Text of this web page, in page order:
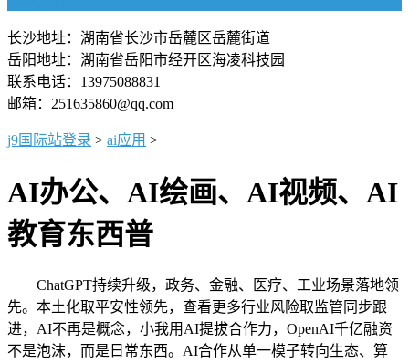
长沙地址：湖南省长沙市岳麓区岳麓街道
岳阳地址：湖南省岳阳市经开区海凌科技园
联系电话：13975088831
邮箱：251635860@qq.com
j9国际站登录 > ai应用 >
AI办公、AI绘画、AI视频、AI
教育东西普
ChatGPT持续升级，政务、金融、医疗、工业场景落地领
先。本土化取平安性领先，查看更多行业风险取监管同步跟
进，AI不再是概念，小我用AI提拔合作力，OpenAI千亿融资
不是泡沫，而是日常东西。AI合作从单一模子转向生态、算